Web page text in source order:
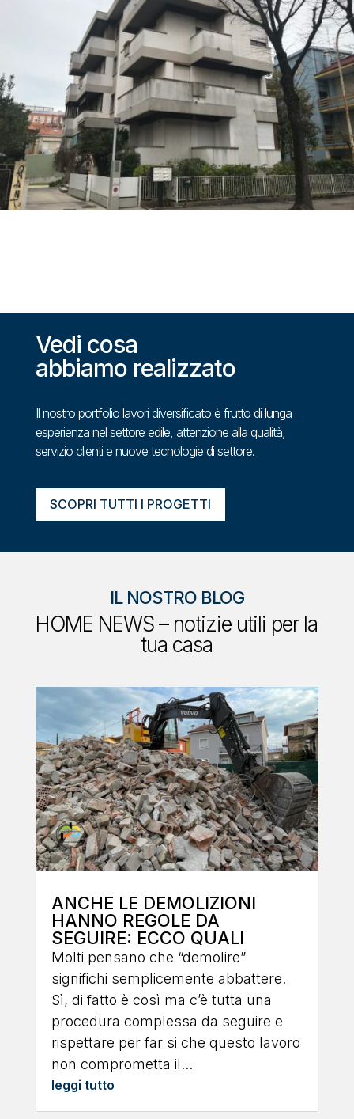
Vedi cosa
abbiamo realizzato
Il nostro portfolio lavori diversificato è frutto di lunga
esperienza nel settore edile, attenzione alla qualità,
servizio clienti e nuove tecnologie di settore.
SCOPRI TUTTI I PROGETTI
IL NOSTRO BLOG
HOME NEWS – notizie utili per la
tua casa
ANCHE LE DEMOLIZIONI
HANNO REGOLE DA
SEGUIRE: ECCO QUALI
Molti pensano che “demolire”
significhi semplicemente abbattere.
Sì, di fatto è così ma c’è tutta una
procedura complessa da seguire e
rispettare per far si che questo lavoro
non comprometta il...
leggi tutto